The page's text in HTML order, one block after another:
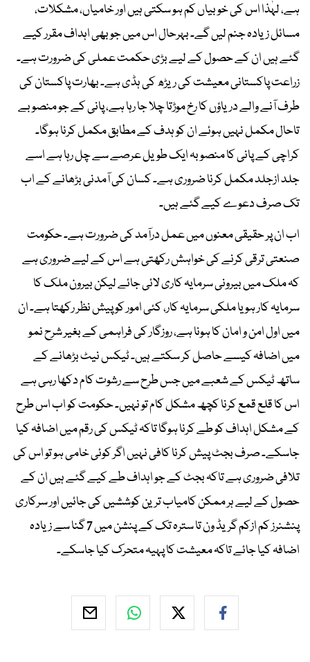
ہے، لہٰذا اس کی خوبیاں کم ہو سکتی ہیں اور خامیاں، مشکلات،
مسائل زیادہ جنم لیں گے۔ بہرحال اس میں جو بھی اہداف مقرر کیے
گئے ہیں ان کے حصول کے لیے بڑی حکمت عملی کی ضرورت ہے۔
زراعت پاکستانی معیشت کی ریڑھ کی ہڈی ہے۔ بھارت پاکستان کی
طرف آنے والے دریاؤں کا رخ موڑتا چلا جا رہا ہے، پانی کے جو منصوبے
تاحال مکمل نہیں ہوئے ان کو ہدف کے مطابق مکمل کرنا ہوگا۔
کراچی کے پانی کا منصوبہ ایک طویل عرصے سے چل رہا ہے اسے
جلد ازجلد مکمل کرنا ضروری ہے۔ کسان کی آمدنی بڑھانے کے اب
تک صرف دعوے کیے گئے ہیں۔
اب ان پر حقیقی معنوں میں عمل درآمد کی ضرورت ہے۔ حکومت
صنعتی ترقی کرنے کی خواہش رکھتی ہے اس کے لیے ضروری ہے
کہ ملک میں بیرونی سرمایہ کاری لائی جائے لیکن بیرون ملک کا
سرمایہ کار ہو یا ملکی سرمایہ کار، کئی امور کو پیش نظر رکھتا ہے۔ ان
میں اول امن و امان کا ہونا ہے، روزگار کی فراہمی کے بغیر شرح نمو
میں اضافہ کیسے حاصل کر سکتے ہیں۔ ٹیکس نیٹ بڑھانے کے
ساتھ ٹیکس کے شعبے میں جس طرح سے رشوت کام دکھا رہی ہے
اس کا قلع قمع کرنا کچھ مشکل کام تو نہیں۔ حکومت کو اب اس طرح
کے مشکل اہداف کو طے کرنا ہوگا تاکہ ٹیکس کی رقم میں اضافہ کیا
جاسکے۔ صرف بجٹ پیش کرنا کافی نہیں اگر کوئی خامی ہو تو اس کی
تلافی ضروری ہے تاکہ بجٹ کے جو اہداف طے کیے گئے ہیں ان کے
حصول کے لیے ہر ممکن کامیاب ترین کوششیں کی جائیں اور سرکاری
پنشنرز کم ازکم گریڈ ون تا سترہ تک کے پنشن میں 7 گنا سے زیادہ
اضافہ کیا جائے تاکہ معیشت کا پہیہ متحرک کیا جاسکے۔